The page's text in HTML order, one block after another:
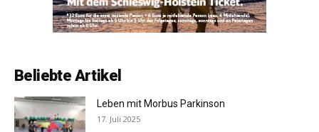
Beliebte Artikel
Leben mit Morbus Parkinson
17. Juli 2025